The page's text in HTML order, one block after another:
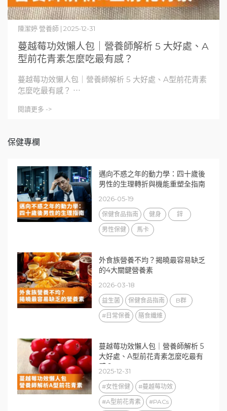
蔓越莓功效懶人包｜營養師解析 5 大好處、A
型前花青素怎麼吃最有感？
陳潔婷 營養師 | 2025-12-31
蔓越莓功效懶人包｜營養師解析 5 大好處、A型前花青素
怎麼吃最有感？ ⋯
閱讀更多 ->
保健專欄
邁向不惑之年的動力學：四十歲後
男性的生理轉折與機能重塑全指南
2026-05-19
保健食品指南 健身
鋅
男性保健
馬卡
外食族營養不均？揭曉最容易缺乏
的4大關鍵營養素
2026-03-18
益生菌 保健食品指南
B群
#日常保養
膳食纖維
蔓越莓功效懶人包｜營養師解析 5
大好處、A型前花青素怎麼吃最有
感？
2025-12-31
#女性保健
#蔓越莓功效
#A型前花青素
#PACs